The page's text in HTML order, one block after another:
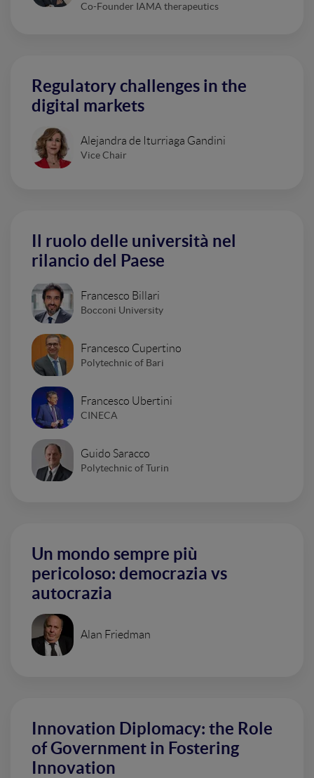
Co-Founder IAMA therapeutics
Regulatory challenges in the
digital markets
Alejandra de Iturriaga Gandini
Vice Chair
Il ruolo delle università nel
rilancio del Paese
Francesco Billari
Bocconi University
Francesco Cupertino
Polytechnic of Bari
Francesco Ubertini
CINECA
Guido Saracco
Polytechnic of Turin
Un mondo sempre più
pericoloso: democrazia vs
autocrazia
Alan Friedman
Innovation Diplomacy: the Role
of Government in Fostering
Innovation